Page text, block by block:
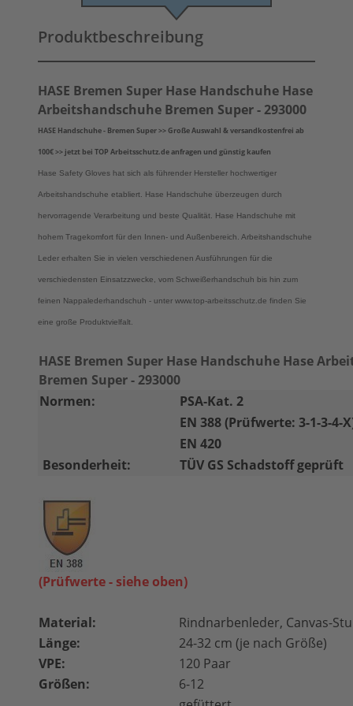
Produktbeschreibung
HASE Bremen Super Hase Handschuhe Hase
Arbeitshandschuhe Bremen Super - 293000
HASE Handschuhe - Bremen Super >> Große Auswahl & versandkostenfrei ab
100€ >> jetzt bei TOP Arbeitsschutz.de anfragen und günstig kaufen
Hase Safety Gloves hat sich als führender Hersteller hochwertiger
Arbeitshandschuhe etabliert. Hase Handschuhe überzeugen durch
hervorragende Verarbeitung und beste Qualität. Hase Handschuhe mit
hohem Tragekomfort für den Innen- und Außenbereich. Arbeitshandschuhe
Leder erhalten Sie in vielen verschiedenen Ausführungen für die
verschiedensten Einsatzzwecke, vom Schweißerhandschuh bis hin zum
feinen Nappalederhandschuh - unter www.top-arbeitsschutz.de finden Sie
eine große Produktvielfalt.
HASE Bremen Super Hase Handschuhe Hase
Bremen Super - 293000
Normen:
PSA-Kat. 2
EN 388 (Prüfwerte: 3-1-3-4-
EN 420
Besonderheit:
TÜV GS Schadstoff geprüft
(Prüfwerte - siehe oben)
Material:
Rindnarbenleder, Canvas-
Länge:
24-32 cm (je nach Größe)
VPE:
120 Paar
Größen:
6-12